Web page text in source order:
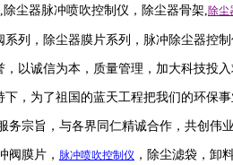
, 除尘器脉冲喷吹控制仪 ， 除尘器骨架,除尘
列，除尘器膜片系列，脉冲除尘器控
以诚信为本，质量管理，加大科技投
，为了祖国的蓝天工程把我们的环保事
宗旨，与各界同仁精诚合作，共创伟业
阀膜片， 脉冲喷吹控制仪 ，除尘滤袋，卸